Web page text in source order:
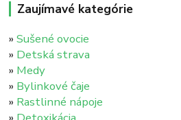
Zaujímavé kategórie
»Sušené ovocie
» Detská strava
» Medy
» Bylinkové čaje
» Rastlinné nápoje